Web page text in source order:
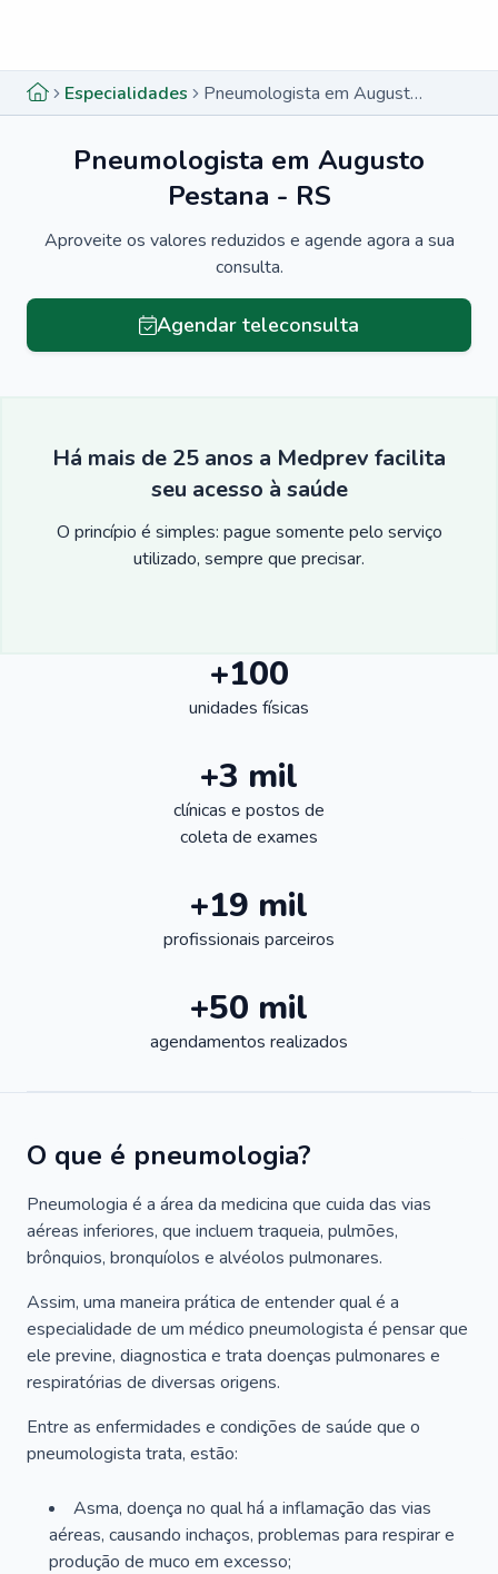
Especialidades Pneumologista em Augusto Pestana - RS
Pneumologista em Augusto
Pestana - RS
Aproveite os valores reduzidos e agende agora a sua
consulta.
Agendar teleconsulta
Há mais de 25 anos a Medprev facilita
seu acesso à saúde
O princípio é simples: pague somente pelo serviço
utilizado, sempre que precisar.
+100
unidades físicas
+3 mil
clínicas e postos de
coleta de exames
+19 mil
profissionais parceiros
+50 mil
agendamentos realizados
O que é pneumologia?
Pneumologia é a área da medicina que cuida das vias
aéreas inferiores, que incluem traqueia, pulmões,
brônquios, bronquíolos e alvéolos pulmonares.
Assim, uma maneira prática de entender qual é a
especialidade de um médico pneumologista é pensar que
ele previne, diagnostica e trata doenças pulmonares e
respiratórias de diversas origens.
Entre as enfermidades e condições de saúde que o
pneumologista trata, estão:
Asma, doença no qual há a inflamação das vias
aéreas, causando inchaços, problemas para respirar e
produção de muco em excesso;